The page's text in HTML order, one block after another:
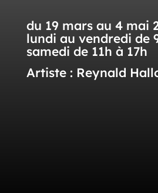
du 19 mars au 4 mai
lundi au vendredi de
samedi de 11h à 17h
Artiste : Reynald